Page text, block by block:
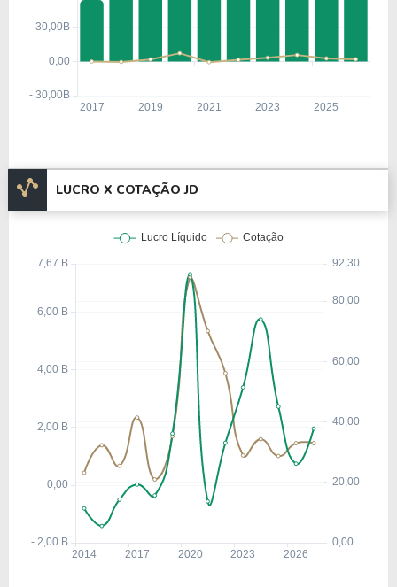
Informações Adicionais
A Empresa JD.com Inc. (Estados Unidos), está
listada na Nasdaq com um valor de mercado de $
45,07 Bilhões, tendo um patrimônio de $ 40,73
Com um total de 227.730 funcionários, a empresa
está listada no setor deServiços
indústria deComércio Varejista (Catálogo e
Nos últimos 12 meses a Empresa teve um
faturamento de $ 187,48 Bilhões, que gerou um
lucro no valor de $ 1,96 Bilhão.
Quanto aos seus principais indicadores, a Empresa
possui um P/L de 23,04, um P/VP de 1,11 e nos
últimos 12 meses o dividend yeld da JD ficou em
2,98%.
A Empresa é negociada no Brasil através do BDR
, ou pode ser adquirida no exterior através
do tickerJD.
LUCRO X COTAÇÃO JD